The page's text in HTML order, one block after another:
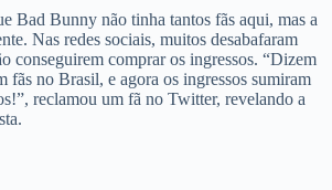
Bad Bunny não tinha tantos fãs aqui, mas a
Nas redes sociais, muitos desabafaram
conseguirem comprar os ingressos. “Dizem
fãs no Brasil, e agora os ingressos sumiram
reclamou um fã no Twitter, revelando a